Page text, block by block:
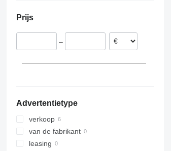
Prijs
–
Advertentietype
verkoop
van de fabrikant
leasing